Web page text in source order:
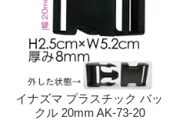
イナズマ プラスチック バッ
クル 20mm AK-73-20